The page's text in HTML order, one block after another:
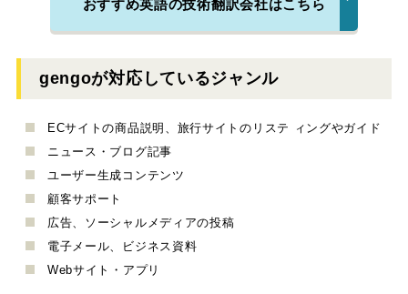
おすすめ英語の技術翻訳会社はこちら
gengoが対応しているジャンル
ECサイトの商品説明、旅行サイトのリステ ィングやガイド
ニュース・ブログ記事
ユーザー生成コンテンツ
顧客サポート
広告、ソーシャルメディアの投稿
電子メール、ビジネス資料
Webサイト・アプリ